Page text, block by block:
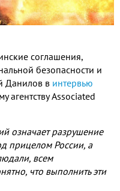
соглашения,
безопасности и
Данилов в интервью
Associated
означает разрушение
прицелом России, а
всем
что выполнить эти